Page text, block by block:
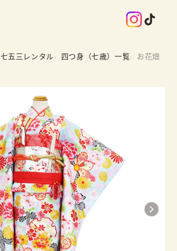
七五三レンタル 四つ身（七歳）一覧 お花畑